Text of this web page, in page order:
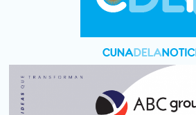
denuncia crisis como en 2001
Vacaciones de invierno con más
turístico: 4,6 millones de personas